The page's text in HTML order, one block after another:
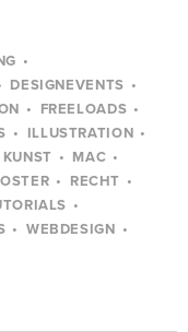
DESIGNEVENTS
FREELOADS
ILLUSTRATION
KUNST
MAC
RECHT
WEBDESIGN